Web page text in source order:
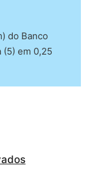
do Banco
em 0,25